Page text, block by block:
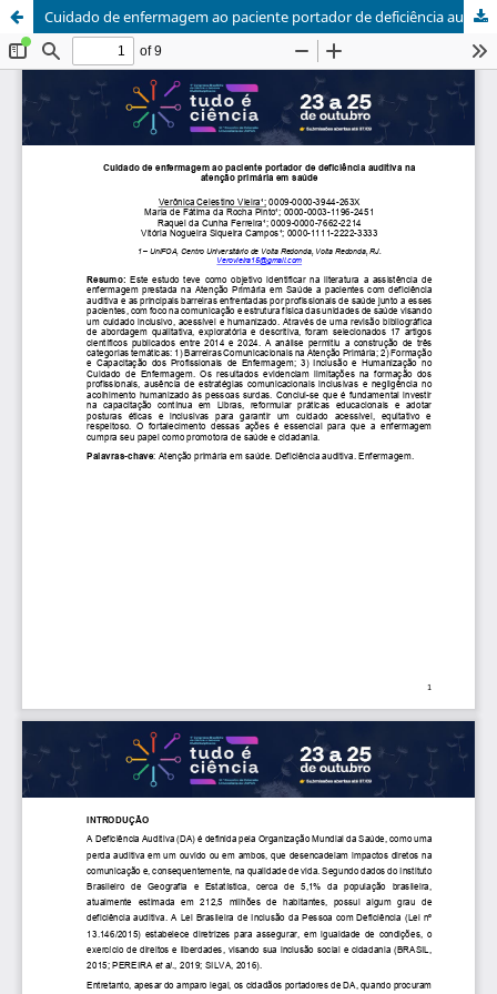
Cuidado de enfermagem ao paciente portador de deficiência auditiva na atenção primária em saúde